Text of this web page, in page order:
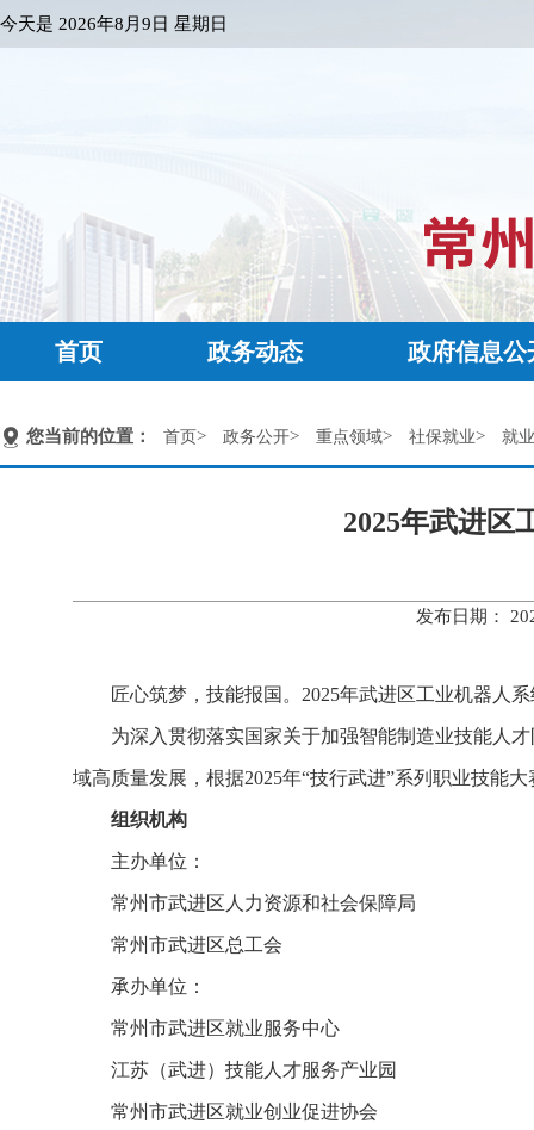
今天是 2026年8月9日 星期日
首页 政务动态 政府信息公
您当前的位置： 首页> 政务公开> 重点领域> 社保就业> 就
2025年武进区
发布日期：
匠心筑梦， 技能报国。 2025年武进区工业机器人
为深入贯彻落实国家关于加强智能制造业技能人
域高质量发展，根据2025年“技行武进”系列职业技能
组织机构
主办单位：
常州市武进区人力资源和社会保障局
常州市武进区总工会
承办单位：
常州市武进区就业服务中心
江苏（武进）技能人才服务产业园
常州市武进区就业创业促进协会